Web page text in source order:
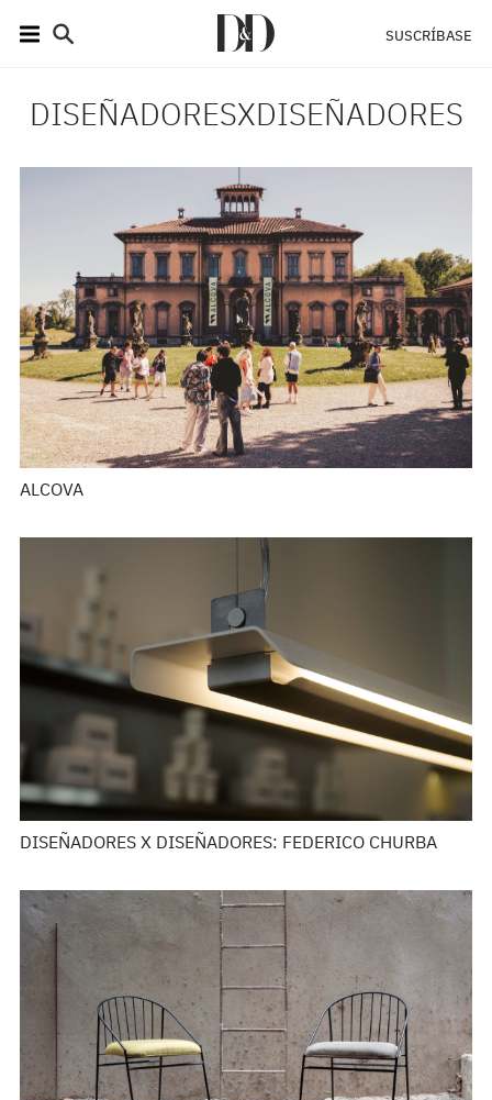
SUSCRÍBASE
DISEÑADORESXDISEÑADORES
ALCOVA
DISEÑADORES X DISEÑADORES: FEDERICO CHURBA